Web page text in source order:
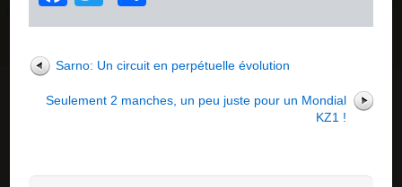
Sarno: Un circuit en perpétuelle évolution
Seulement 2 manches, un peu juste pour un Mondial
KZ1 !